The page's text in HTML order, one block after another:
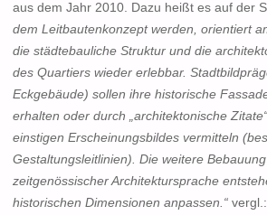
aus dem Jahr 2010. Dazu heißt es auf der
dem Leitbautenkonzept werden, orientiert
die städtebauliche Struktur und die
des Quartiers wieder erlebbar.
Eckgebäude) sollen ihre historische
erhalten oder durch „architektonische
einstigen Erscheinungsbildes vermitteln
Gestaltungsleitlinien). Die weitere
zeitgenössischer Architektursprache
historischen Dimensionen anpassen.“vergl.: